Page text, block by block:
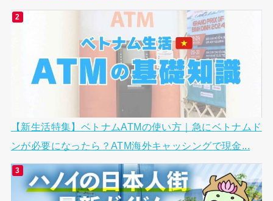
【新生活特集】ベトナムATMの使い方｜急にベトナムド
ンが必要になったら？ATM海外キャッシングで現金...